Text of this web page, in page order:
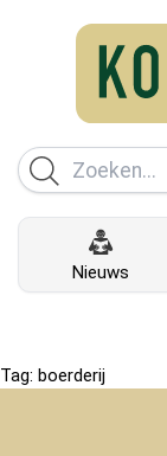
Nieuws
Tag: boerderij